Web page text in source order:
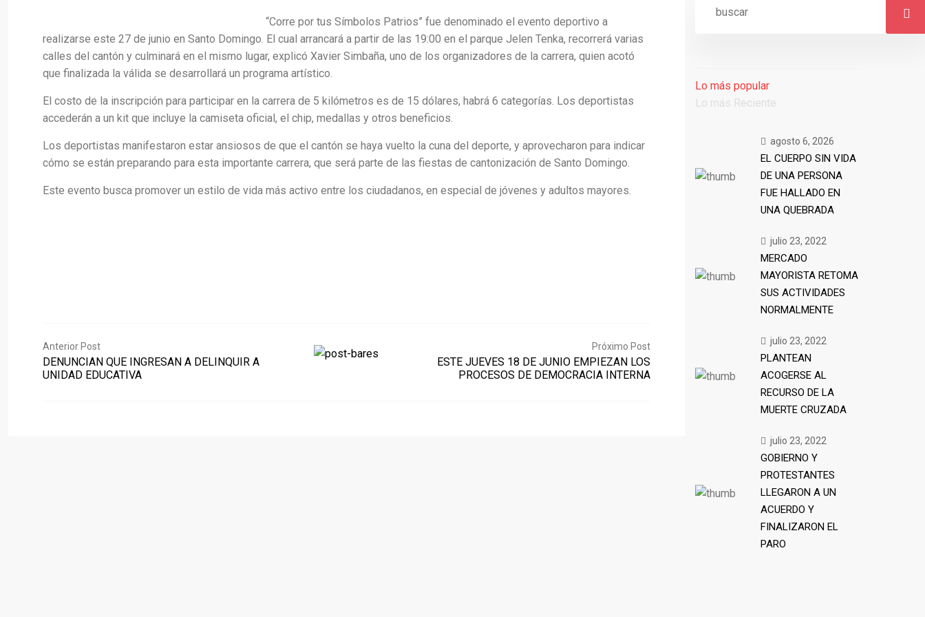
“Corre por tus Símbolos Patrios” fue denominado el evento deportivo a
realizarse este 27 de junio en Santo Domingo. El cual arrancará a partir de las 19:00 en el parque Jelen Tenka, recorrerá varias
calles del cantón y culminará en el mismo lugar, explicó Xavier Simbaña, uno de los organizadores de la carrera, quien acotó
que finalizada la válida se desarrollará un programa artístico.
El costo de la inscripción para participar en la carrera de 5 kilómetros es de 15 dólares, habrá 6 categorías. Los deportistas
accederán a un kit que incluye la camiseta oficial, el chip, medallas y otros beneficios.
Los deportistas manifestaron estar ansiosos de que el cantón se haya vuelto la cuna del deporte, y aprovecharon para indicar
cómo se están preparando para esta importante carrera, que será parte de las fiestas de cantonización de Santo Domingo.
Este evento busca promover un estilo de vida más activo entre los ciudadanos, en especial de jóvenes y adultos mayores.
Anterior Post
DENUNCIAN QUE INGRESAN A DELINQUIR A
UNIDAD EDUCATIVA
Próximo Post
ESTE JUEVES 18 DE JUNIO EMPIEZAN LOS
PROCESOS DE DEMOCRACIA INTERNA
Lo más popular
Lo más Reciente
agosto 6, 2026
EL CUERPO SIN VIDA
DE UNA PERSONA
FUE HALLADO EN
UNA QUEBRADA
julio 23, 2022
MERCADO
MAYORISTA RETOMA
SUS ACTIVIDADES
NORMALMENTE
julio 23, 2022
PLANTEAN
ACOGERSE AL
RECURSO DE LA
MUERTE CRUZADA
julio 23, 2022
GOBIERNO Y
PROTESTANTES
LLEGARON A UN
ACUERDO Y
FINALIZARON EL
PARO